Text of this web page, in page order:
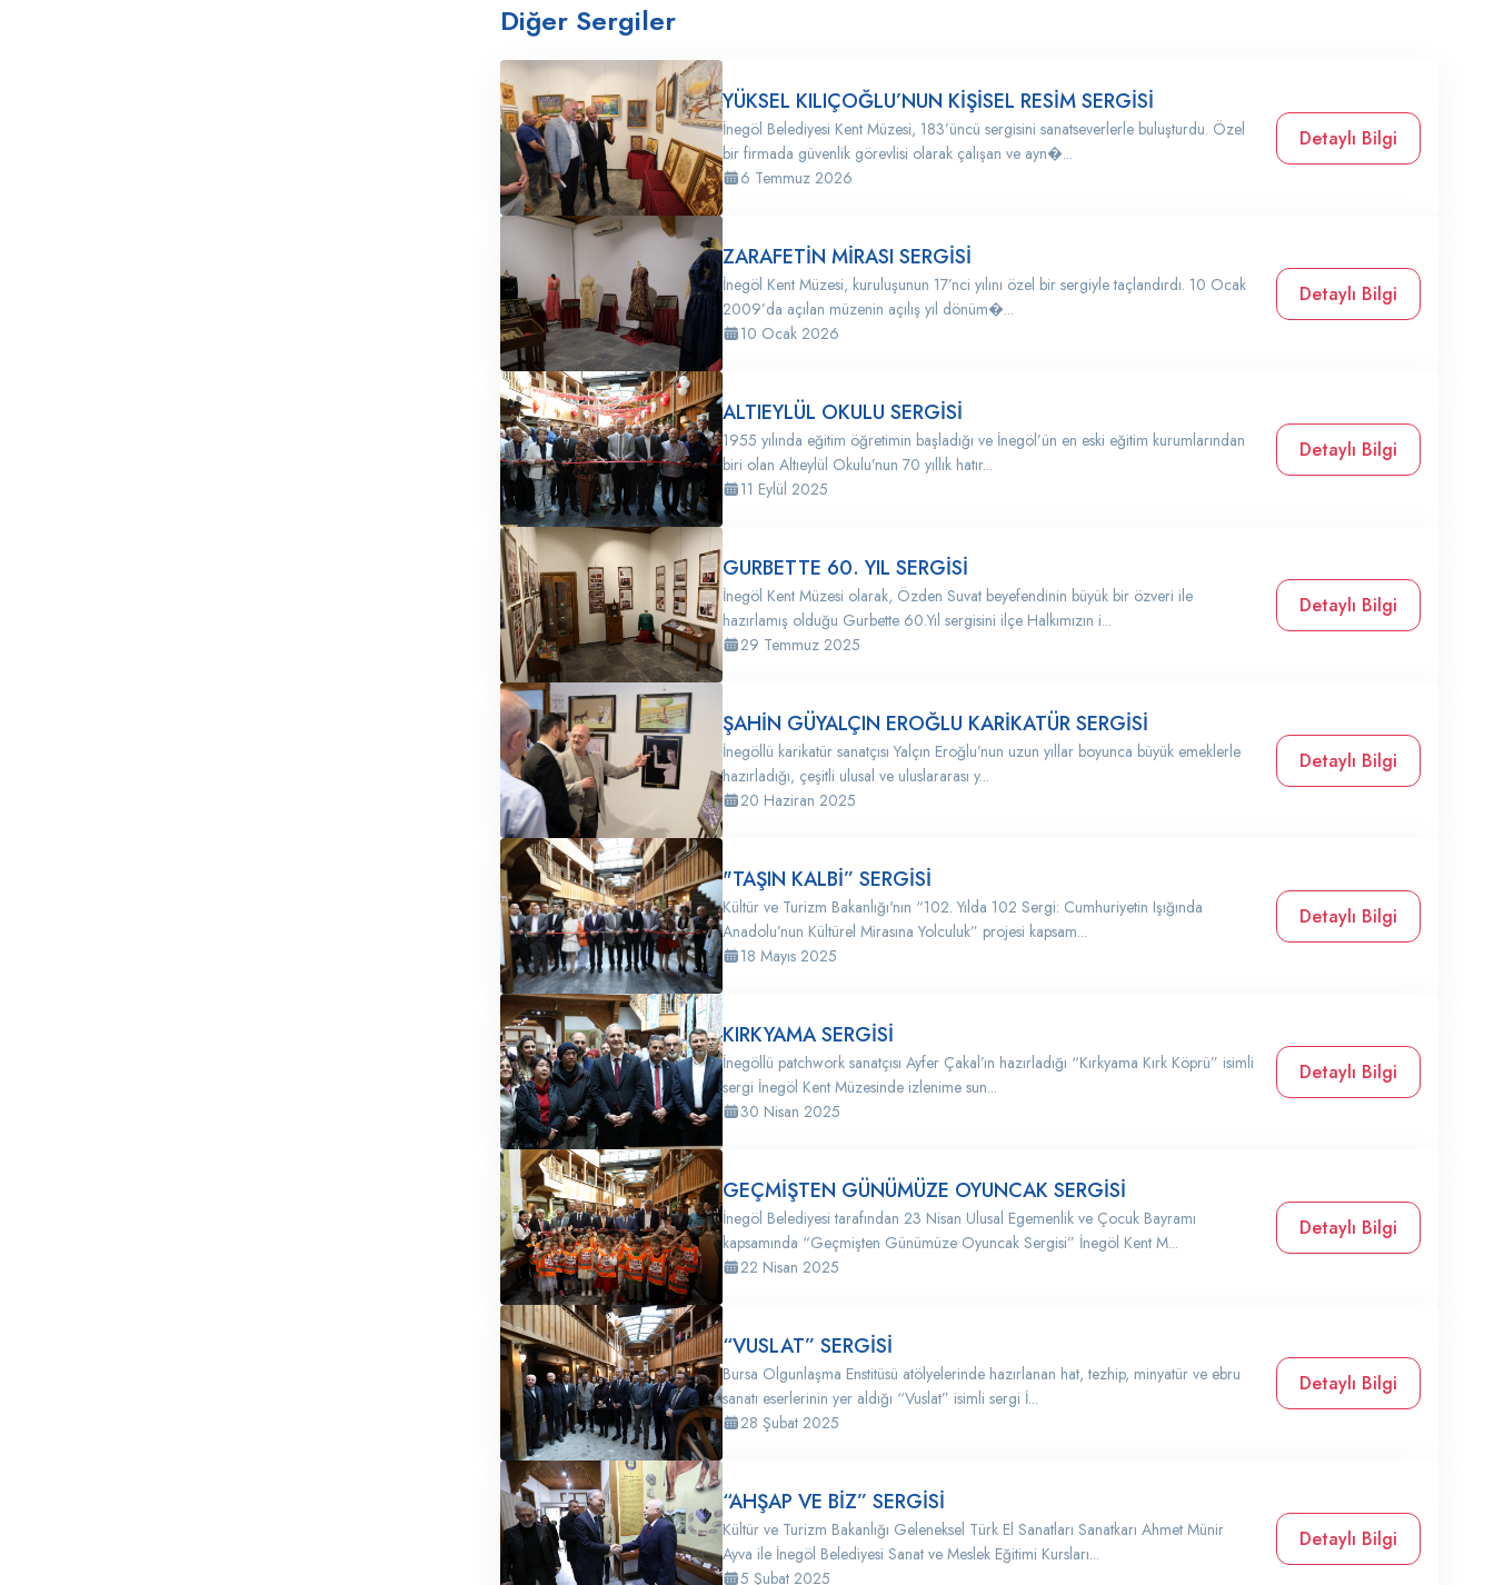
Diğer Sergiler
YÜKSEL KILIÇOĞLU’NUN KİŞİSEL RESİM SERGİSİ
İnegöl Belediyesi Kent Müzesi, 183’üncü sergisini sanatseverlerle buluşturdu. Özel
bir firmada güvenlik görevlisi olarak çalışan ve ayn�...
6 Temmuz 2026
Detaylı Bilgi
ZARAFETİN MİRASI SERGİSİ
İnegöl Kent Müzesi, kuruluşunun 17’nci yılını özel bir sergiyle taçlandırdı. 10 Ocak
2009’da açılan müzenin açılış yıl dönüm�...
10 Ocak 2026
Detaylı Bilgi
ALTIEYLÜL OKULU SERGİSİ
1955 yılında eğitim öğretimin başladığı ve İnegöl’ün en eski eğitim kurumlarından
biri olan Altıeylül Okulu’nun 70 yıllık hatır...
11 Eylül 2025
Detaylı Bilgi
GURBETTE 60. YIL SERGİSİ
İnegöl Kent Müzesi olarak, Özden Suvat beyefendinin büyük bir özveri ile
hazırlamış olduğu Gurbette 60.Yıl sergisini ilçe Halkımızın i...
29 Temmuz 2025
Detaylı Bilgi
ŞAHİN GÜYALÇIN EROĞLU KARİKATÜR SERGİSİ
İnegöllü karikatür sanatçısı Yalçın Eroğlu’nun uzun yıllar boyunca büyük emeklerle
hazırladığı, çeşitli ulusal ve uluslararası y...
20 Haziran 2025
Detaylı Bilgi
"TAŞIN KALBİ” SERGİSİ
Kültür ve Turizm Bakanlığı'nın “102. Yılda 102 Sergi: Cumhuriyetin Işığında
Anadolu’nun Kültürel Mirasına Yolculuk” projesi kapsam...
18 Mayıs 2025
Detaylı Bilgi
KIRKYAMA SERGİSİ
İnegöllü patchwork sanatçısı Ayfer Çakal’ın hazırladığı “Kırkyama Kırk Köprü” isimli
sergi İnegöl Kent Müzesinde izlenime sun...
30 Nisan 2025
Detaylı Bilgi
GEÇMİŞTEN GÜNÜMÜZE OYUNCAK SERGİSİ
İnegöl Belediyesi tarafından 23 Nisan Ulusal Egemenlik ve Çocuk Bayramı
kapsamında “Geçmişten Günümüze Oyuncak Sergisi” İnegöl Kent M...
22 Nisan 2025
Detaylı Bilgi
“VUSLAT” SERGİSİ
Bursa Olgunlaşma Enstitüsü atölyelerinde hazırlanan hat, tezhip, minyatür ve ebru
sanatı eserlerinin yer aldığı “Vuslat” isimli sergi İ...
28 Şubat 2025
Detaylı Bilgi
“AHŞAP VE BİZ” SERGİSİ
Kültür ve Turizm Bakanlığı Geleneksel Türk El Sanatları Sanatkarı Ahmet Münir
Ayva ile İnegöl Belediyesi Sanat ve Meslek Eğitimi Kursları...
5 Şubat 2025
Detaylı Bilgi